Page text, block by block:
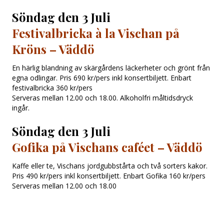
Söndag den 3 Juli
Festivalbricka à la Vischan på
Kröns – Väddö
En härlig blandning av skärgårdens läckerheter och grönt från
egna odlingar. Pris 690 kr/pers inkl konsertbiljett. Enbart
festivalbricka 360 kr/pers
Serveras mellan 12.00 och 18.00. Alkoholfri måltidsdryck
ingår.
Söndag den 3 Juli
Gofika på Vischans caféet – Väddö
Kaffe eller te, Vischans jordgubbstårta och två sorters kakor.
Pris 490 kr/pers inkl konsertbiljett. Enbart Gofika 160 kr/pers
Serveras mellan 12.00 och 18.00